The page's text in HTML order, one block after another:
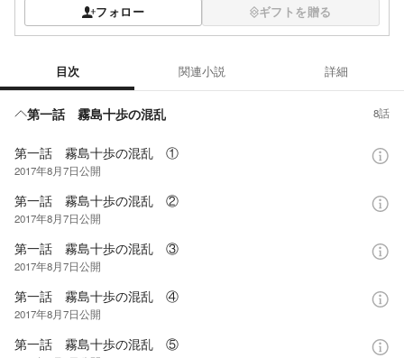
フォロー ギフトを贈る
目次 関連小説 詳細
第一話 霧島十歩の混乱 8話
第一話 霧島十歩の混乱 ①
2017年8月7日公開
第一話 霧島十歩の混乱 ②
2017年8月7日公開
第一話 霧島十歩の混乱 ③
2017年8月7日公開
第一話 霧島十歩の混乱 ④
2017年8月7日公開
第一話 霧島十歩の混乱 ⑤